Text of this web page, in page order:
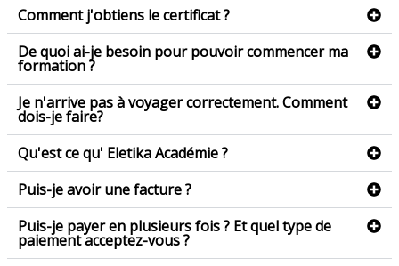
Comment j'obtiens le certificat ?
De quoi ai-je besoin pour pouvoir commencer ma
formation ?
Je n'arrive pas à voyager correctement. Comment
dois-je faire?
Qu'est ce qu' Eletika Académie ?
Puis-je avoir une facture ?
Puis-je payer en plusieurs fois ? Et quel type de
paiement acceptez-vous ?